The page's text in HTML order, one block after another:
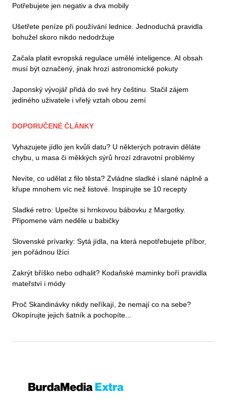
Potřebujete jen negativ a dva mobily
Ušetřete peníze při používání lednice. Jednoduchá pravidla
bohužel skoro nikdo nedodržuje
Začala platit evropská regulace umělé inteligence. AI obsah
musí být označený, jinak hrozí astronomické pokuty
Japonský vývojář přidá do své hry češtinu. Stačil zájem
jediného uživatele i vřelý vztah obou zemí
DOPORUČENÉ ČLÁNKY
Vyhazujete jídlo jen kvůli datu? U některých potravin děláte
chybu, u masa či měkkých sýrů hrozí zdravotní problémy
Nevíte, co udělat z filo těsta? Zvládne sladké i slané náplně a
křupe mnohem víc než listové. Inspirujte se 10 recepty
Sladké retro: Upečte si hrnkovou bábovku z Margotky.
Připomene vám neděle u babičky
Slovenské prívarky: Sytá jídla, na která nepotřebujete příbor,
jen pořádnou lžíci
Zakrýt bříško nebo odhalit? Kodaňské maminky boří pravidla
mateřství i módy
Proč Skandinávky nikdy neříkají, že nemají co na sebe?
Okopírujte jejich šatník a pochopíte...